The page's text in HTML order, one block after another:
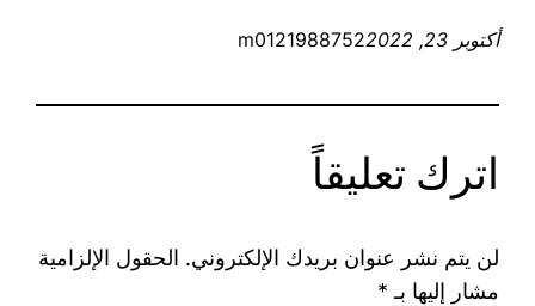
أكتوبر 23, 2022 m0121988752
اترك تعليقاً
لن يتم نشر عنوان بريدك الإلكتروني. الحقول الإلزامية
مشار إليها بـ *